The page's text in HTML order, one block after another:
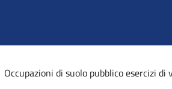
Occupazioni di suolo pubblico esercizi